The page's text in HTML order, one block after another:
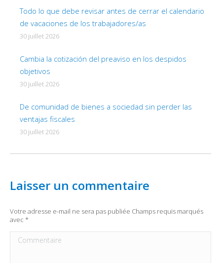
Todo lo que debe revisar antes de cerrar el calendario
de vacaciones de los trabajadores/as
30 juillet 2026
Cambia la cotización del preaviso en los despidos
objetivos
30 juillet 2026
De comunidad de bienes a sociedad sin perder las
ventajas fiscales
30 juillet 2026
Laisser un commentaire
Votre adresse e-mail ne sera pas publiée Champs requis marqués
avec *
Commentaire